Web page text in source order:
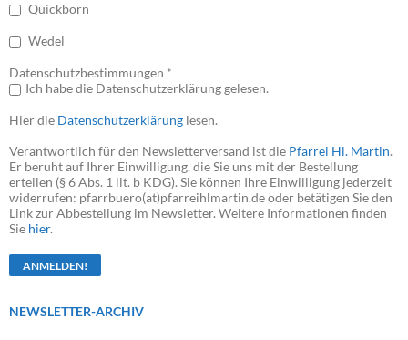
Quickborn
Wedel
Datenschutzbestimmungen *
Ich habe die Datenschutzerklärung gelesen.
Hier die Datenschutzerklärung lesen.
Verantwortlich für den Newsletterversand ist die Pfarrei Hl. Martin.
Er beruht auf Ihrer Einwilligung, die Sie uns mit der Bestellung
erteilen (§ 6 Abs. 1 lit. b KDG). Sie können Ihre Einwilligung jederzeit
widerrufen: pfarrbuero(at)pfarreihlmartin.de oder betätigen Sie den
Link zur Abbestellung im Newsletter. Weitere Informationen finden
Sie hier.
NEWSLETTER-ARCHIV